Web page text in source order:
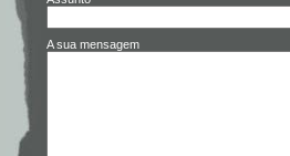
A sua mensagem